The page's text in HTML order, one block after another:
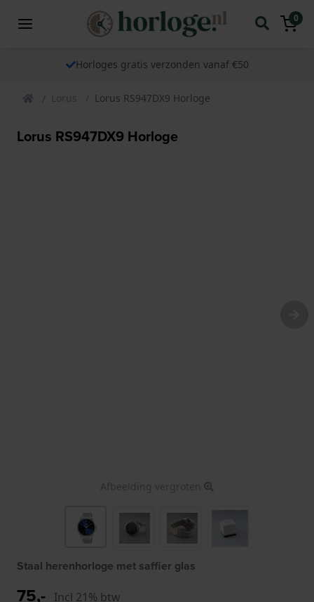
0
Horloges gratis verzonden vanaf €50
Lorus Lorus RS947DX9 Horloge
Lorus RS947DX9 Horloge
Afbeelding vergroten
Staal herenhorloge met saffier glas
75,- Incl 21% btw